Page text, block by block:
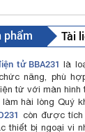
phẩm Tài
tử BBA231 là
năng, phù
tử với màn hình
hài lòng Quý
còn được tích
thiết bị ngoại vi